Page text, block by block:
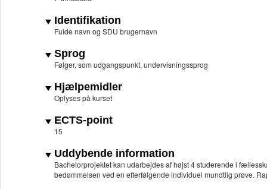
Identifikation
Fulde navn og SDU brugernavn
Sprog
Følger, som udgangspunkt, undervisningssprog
Hjælpemidler
Oplyses på kurset
ECTS-point
15
Uddybende information
Bachelorprojektet kan udarbejdes af højst 4 studerende i
bedømmelsen ved en efterfølgende individuel mundtlig prøve.